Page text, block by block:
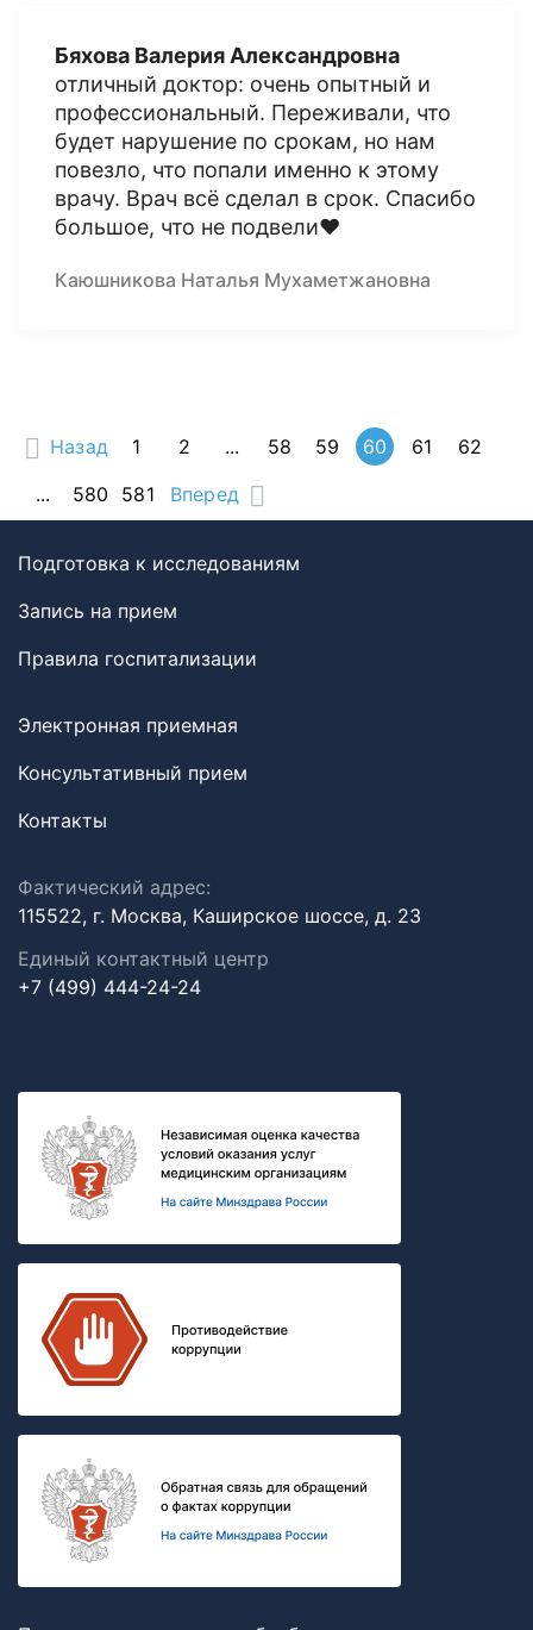
Бяхова Валерия Александровна
отличный доктор: очень опытный и
профессиональный. Переживали, что
будет нарушение по срокам, но нам
повезло, что попали именно к этому
врачу. Врач всё сделал в срок. Спасибо
большое, что не подвели❤️
Каюшникова Наталья Мухаметжановна
Назад 1 2 ... 58 59 60 61
62
...
580 581 Вперед
Подготовка к исследованиям
Запись на прием
Правила госпитализации
Электронная приемная
Консультативный прием
Контакты
Фактический адрес:
115522, г. Москва, Каширское шоссе, д. 23
Единый контактный центр
+7 (499) 444-24-24